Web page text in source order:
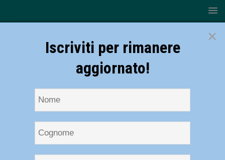
×
Iscriviti per rimanere
aggiornato!